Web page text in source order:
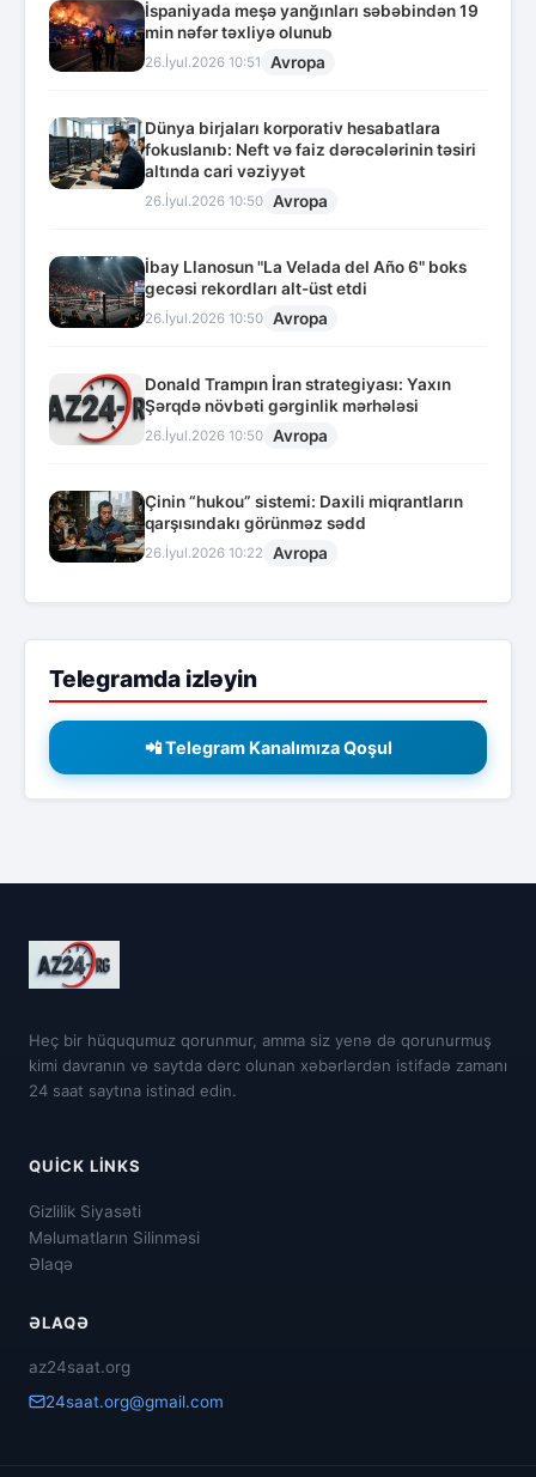
İspaniyada meşə yanğınları səbəbindən 19
min nəfər təxliyə olunub
26.İyul.2026 10:51 Avropa
Dünya birjaları korporativ hesabatlara
fokuslanıb: Neft və faiz dərəcələrinin təsiri
altında cari vəziyyət
26.İyul.2026 10:50 Avropa
İbay Llanosun "La Velada del Año 6" boks
gecəsi rekordları alt-üst etdi
26.İyul.2026 10:50 Avropa
Donald Trampın İran strategiyası: Yaxın
Şərqdə növbəti gərginlik mərhələsi
26.İyul.2026 10:50 Avropa
Çinin “hukou” sistemi: Daxili miqrantların
qarşısındakı görünməz sədd
26.İyul.2026 10:22 Avropa
Telegramda izləyin
📲 Telegram Kanalımıza Qoşul
Heç bir hüququmuz qorunmur, amma siz yenə də qorunurmuş
kimi davranın və saytda dərc olunan xəbərlərdən istifadə zamanı
24 saat saytına istinad edin.
QUICK LINKS
Gizlilik Siyasəti
Məlumatların Silinməsi
Əlaqə
ƏLAQƏ
az24saat.org
24saat.org@gmail.com